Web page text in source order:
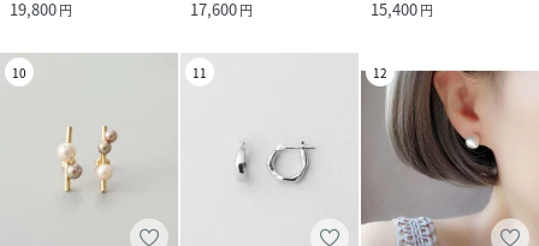
19,800円 17,600円 15,400円
10 11 12